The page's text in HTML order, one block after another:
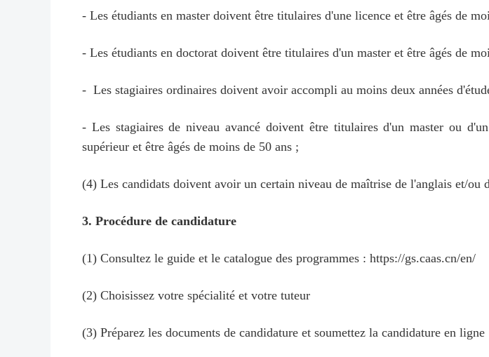
- Les étudiants en master doivent être titulaires d'une licence et être âgés de
- Les étudiants en doctorat doivent être titulaires d'un master et être âgés de
- Les stagiaires ordinaires doivent avoir accompli au moins deux années
- Les stagiaires de niveau avancé doivent être titulaires d'un master ou
supérieur et être âgés de moins de 50 ans ;
(4) Les candidats doivent avoir un certain niveau de maîtrise de l'anglais et/ou
3. Procédure de candidature
(1) Consultez le guide et le catalogue des programmes : https://gs.caas.cn/en/
(2) Choisissez votre spécialité et votre tuteur
(3) Préparez les documents de candidature et soumettez la candidature en ligne